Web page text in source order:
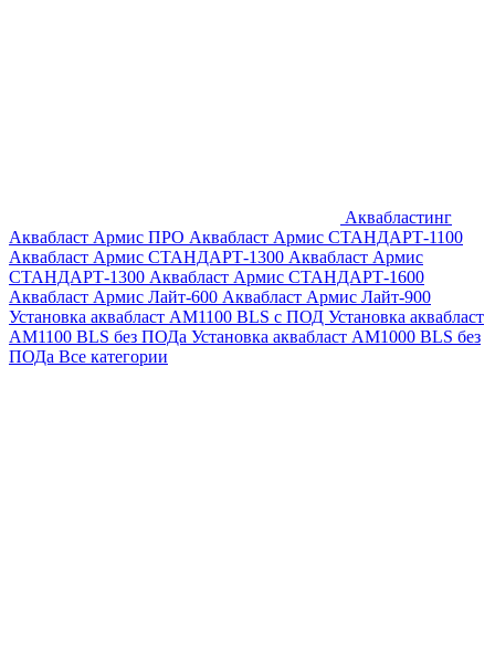
Аквабластинг
Аквабласт Армис ПРО Аквабласт Армис СТАНДАРТ-1100
Аквабласт Армис СТАНДАРТ-1300 Аквабласт Армис
СТАНДАРТ-1300 Аквабласт Армис СТАНДАРТ-1600
Аквабласт Армис Лайт-600 Аквабласт Армис Лайт-900
Установка аквабласт AM1100 BLS с ПОД Установка аквабласт
AM1100 BLS без ПОДа Установка аквабласт AM1000 BLS без
ПОДа Все категории